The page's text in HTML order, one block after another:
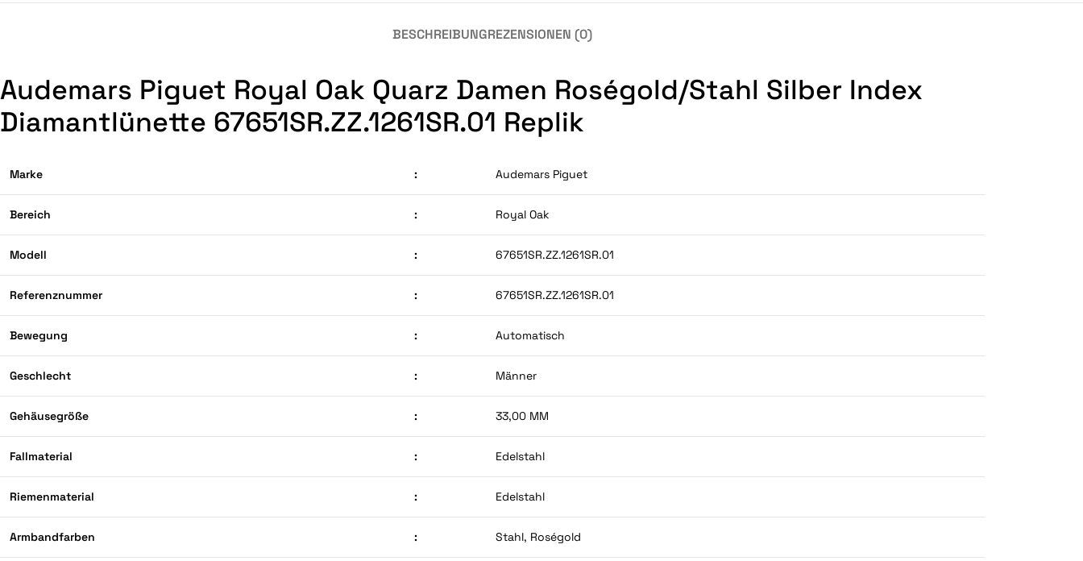
BESCHREIBUNGREZENSIONEN (0)
Audemars Piguet Royal Oak Quarz Damen Roségold/Stahl Silber Index
Diamantlünette 67651SR.ZZ.1261SR.01 Replik
Marke : Audemars Piguet
Bereich : Royal Oak
Modell : 67651SR.ZZ.1261SR.01
Referenznummer : 67651SR.ZZ.1261SR.01
Bewegung : Automatisch
Geschlecht : Männer
Gehäusegröße : 33,00 MM
Fallmaterial : Edelstahl
Riemenmaterial : Edelstahl
Armbandfarben : Stahl, Roségold